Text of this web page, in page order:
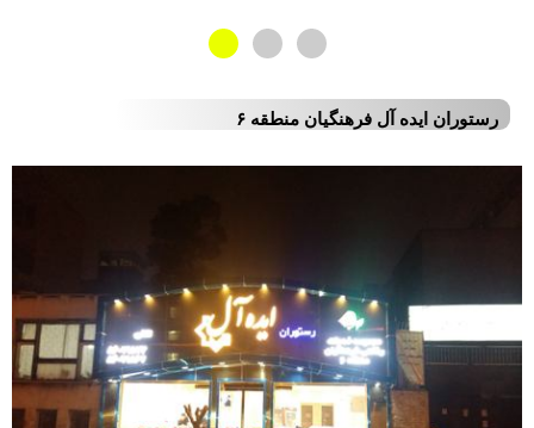
رستوران ایده آل فرهنگیان منطقه ۶